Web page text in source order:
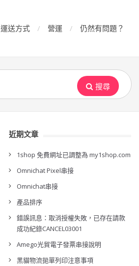
運送方式 營運 仍然有問題？
搜尋
近期文章
1shop 免費網址已調整為 my1shop.com
Omnichat Pixel串接
Omnichat串接
產品排序
錯誤訊息：取消授權失敗，已存在請款
成功紀錄CANCEL03001
Amego光貿電子發票串接說明
黑貓物流拋單列印注意事項